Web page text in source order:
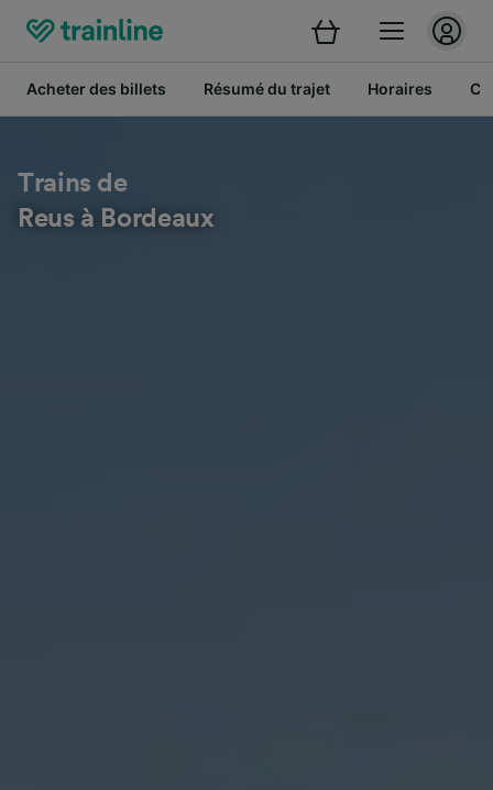
Acheter des billets Résumé du trajet Horaires
Trains de
Reus à Bordeaux